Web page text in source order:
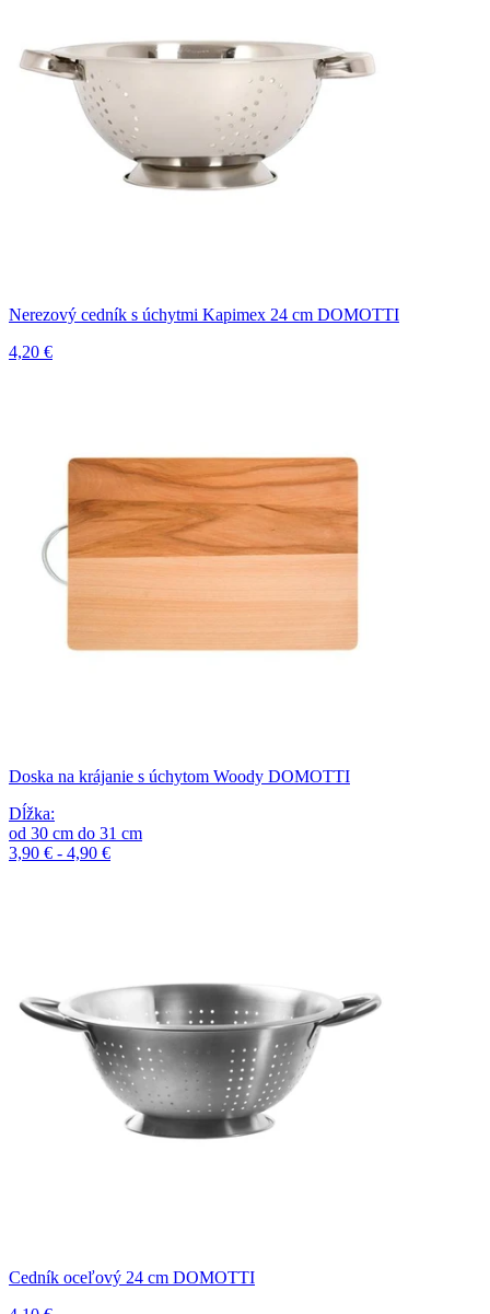
Nerezový cedník s úchytmi Kapimex 24 cm DOMOTTI
4,20 €
Doska na krájanie s úchytom Woody DOMOTTI
Dĺžka:
od 30 cm do 31 cm
3,90 € - 4,90 €
Cedník oceľový 24 cm DOMOTTI